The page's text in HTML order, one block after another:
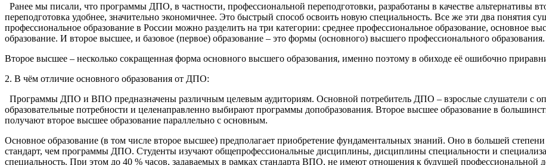
Ранее мы писали, что программы ДПО, в частности, профессиональной переподготовки, разработаны в качестве альтернативы
переподготовка удобнее, значительно экономичнее. Это быстрый способ освоить новую специальность. Все же эти два понятия
профессиональное образование в России можно разделить на три категории: среднее профессиональное образование, основное
образование. И второе высшее, и базовое (первое) образование – это формы (основного) высшего профессионального образования.
Второе высшее – несколько сокращенная форма основного высшего образования, именно поэтому в обиходе её ошибочно
2. В чём отличие основного образования от ДПО:
Программы ДПО и ВПО предназначены различным целевым аудиториям. Основной потребитель ДПО – взрослые слушатели с
образовательные потребности и целенаправленно выбирают программы допобразования. Второе высшее образование в
получают второе высшее образование параллельно с основным.
Основное образование (в том числе второе высшее) предполагает приобретение фундаментальных знаний. Оно в большей
стандарт, чем программы ДПО. Студенты изучают общепрофессиональные дисциплины, дисциплины специальности и
специальность. При этом до 40 % часов, задаваемых в рамках стандарта ВПО, не имеют отношения к будущей профессиональной